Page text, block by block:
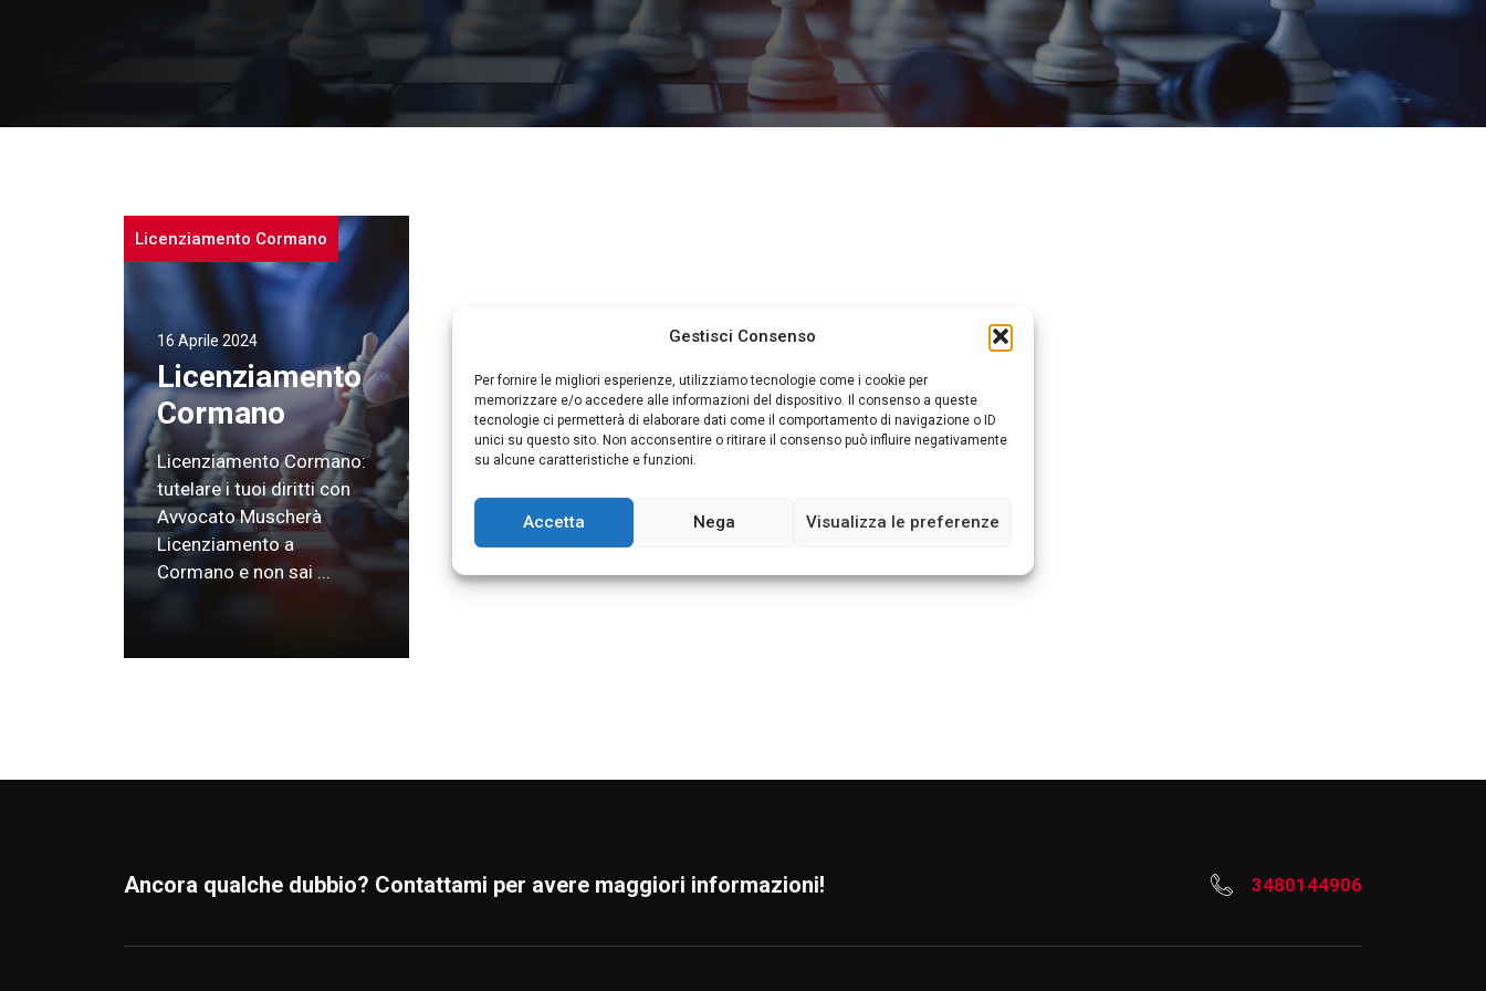
Gestisci Consenso
Per fornire le migliori esperienze, utilizziamo tecnologie come i cookie per
memorizzare e/o accedere alle informazioni del dispositivo. Il consenso a queste
tecnologie ci permetterà di elaborare dati come il comportamento di navigazione o ID
unici su questo sito. Non acconsentire o ritirare il consenso può influire negativamente
su alcune caratteristiche e funzioni.
Accetta Nega Visualizza le preferenze
Licenziamento Cormano
16 Aprile 2024
Licenziamento
Cormano
Licenziamento Cormano:
tutelare i tuoi diritti con
Avvocato Muscherà
Licenziamento a
Cormano e non sai ...
Ancora qualche dubbio? Contattami per avere maggiori informazioni! 3480144906